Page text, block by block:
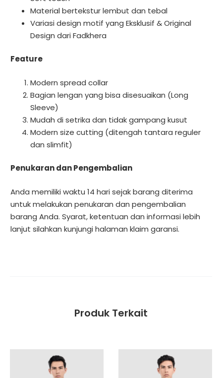
Material bertekstur lembut dan tebal
Variasi design motif yang Eksklusif & Original
Design dari Fadkhera
Feature
Modern spread collar
Bagian lengan yang bisa disesuaikan (Long
Sleeve)
Mudah di setrika dan tidak gampang kusut
Modern size cutting (ditengah tantara reguler
dan slimfit)
Penukaran dan Pengembalian
Anda memiliki waktu 14 hari sejak barang diterima
untuk melakukan penukaran dan pengembalian
barang Anda. Syarat, ketentuan dan informasi lebih
lanjut silahkan kunjungi halaman klaim garansi.
Produk Terkait